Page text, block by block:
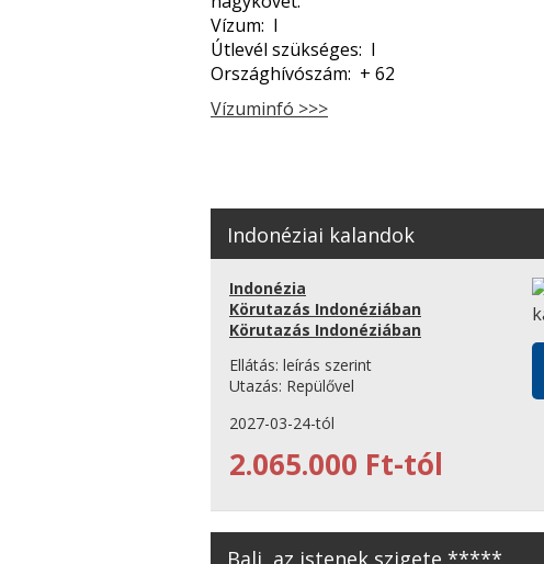
Vízum: I
Útlevél szükséges: I
Országhívószám: + 62
Vízuminfó >>>
Indonéziai kalandok
Indonézia
Körutazás Indonéziában
Körutazás Indonéziában
Ellátás: leírás szerint
Utazás: Repülővel
2027-03-24-tól
2.065.000 Ft-tól
Bali, az istenek szigete *****